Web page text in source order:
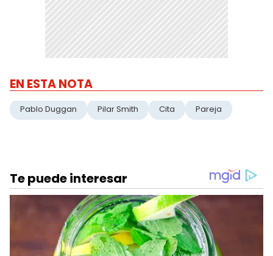
EN ESTA NOTA
Pablo Duggan Pilar Smith Cita Pareja